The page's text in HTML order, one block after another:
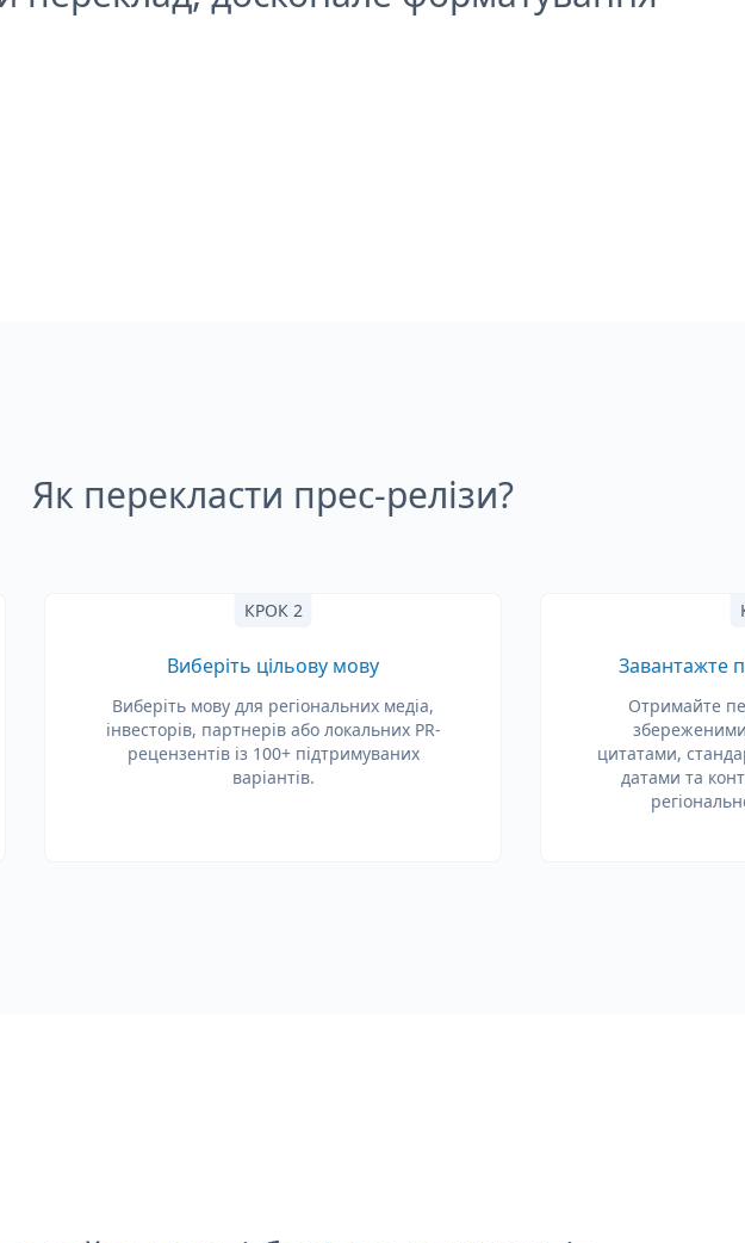
Як перекласти прес-релізи?
КРОК 2
Виберіть цільову мову
Виберіть мову для регіональних медіа,
інвесторів, партнерів або локальних PR-
рецензентів із 100+ підтримуваних
варіантів.
Завантажте
Отримайте
цитатами,
датами та